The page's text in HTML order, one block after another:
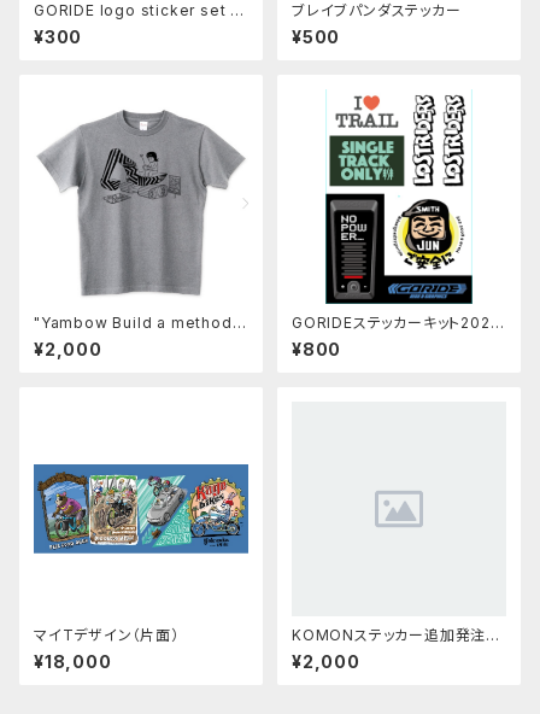
GORIDE logo sticker set B/
W
¥300
ブレイブパンダステッカー
¥500
"Yambow Build a method"
T-shirts
¥2,000
GORIDEステッカーキット2025
FALL
¥800
マイTデザイン（片面）
¥18,000
KOMONステッカー追加発注（K
OMONをオーダーされた方専
用）
¥2,000